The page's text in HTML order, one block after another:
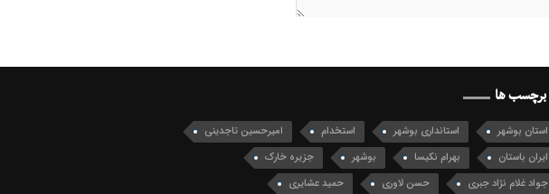
برچسب ها
استان بوشهر استانداری بوشهر استخدام
امیرحسین تاجدینی
ایران باستان
بهرام نکیسا بوشهر
جزیره خارک
جواد غلام نژاد جبری
حسن لاوری حمید عشایری